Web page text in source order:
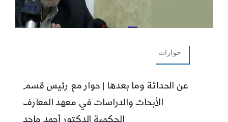
حوارات
عن الحداثة وما بعدها | حوار مع رئيس قسم
الأبحاث والدراسات في معهد المعارف
الحكمية الدكتور أحمد ماجد